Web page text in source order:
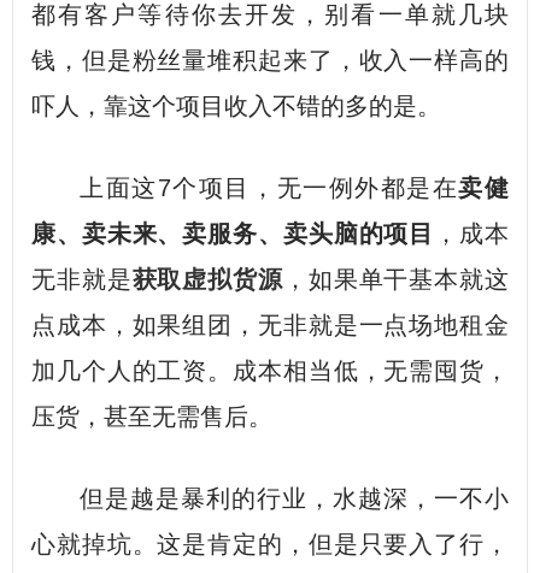
都有客户等待你去开发，别看一单就几块
钱，但是粉丝量堆积起来了，收入一样高的
吓人，靠这个项目收入不错的多的是。
上面这7个项目，无一例外都是在卖健
康、卖未来、卖服务、卖头脑的项目
，成本
无非就是获取虚拟货源 ，如果单干基本就这
点成本，如果组团，无非就是一点场地租金
加几个人的工资。成本相当低，无需囤货，
压货，甚至无需售后。
但是越是暴利的行业，水越深，一不小
心就掉坑。这是肯定的，但是只要入了行，